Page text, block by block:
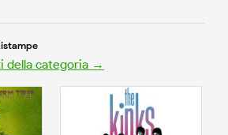
della categoria →